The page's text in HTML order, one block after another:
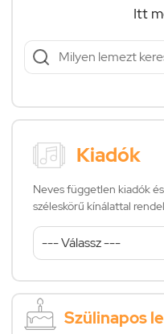
Itt
Kiadók
Neves független kiadók
széleskörű kínálattal
Szülinapos